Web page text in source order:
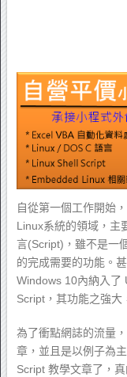
自從第一個工作開始
Linux系統的領域，主
言(Script)，雖不是一
的完成需要的功能。
Windows 10內納入了
Script，其功能之強大
為了衝點網誌的流量
章，並且是以例子為
Script 教學文章了，